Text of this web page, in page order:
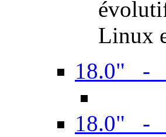
Linux
18.0" -
18.0" -